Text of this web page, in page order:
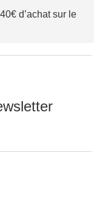
d’achat sur le